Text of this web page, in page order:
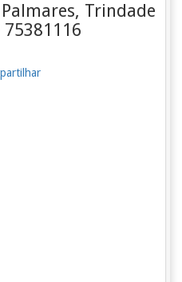
Trindade
75381116